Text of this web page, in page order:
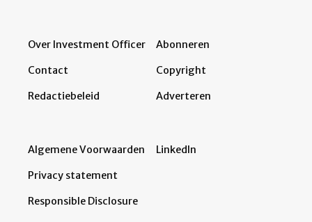
Over Investment Officer
Contact
Redactiebeleid
Abonneren
Copyright
Adverteren
Algemene Voorwaarden
Privacy statement
Responsible Disclosure
LinkedIn